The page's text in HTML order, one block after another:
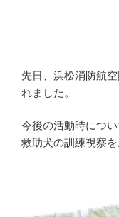
先日、浜松消防航
れました。
今後の活動時につい
救助犬の訓練視察を